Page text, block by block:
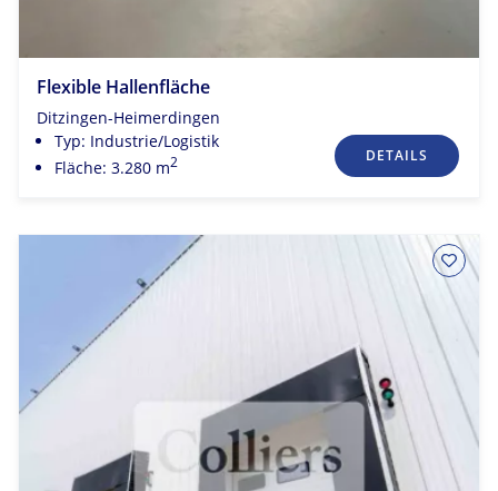
Flexible Hallenfläche
Ditzingen-Heimerdingen
Typ: Industrie/Logistik
Fläche: 3.280 m2 DETAILS